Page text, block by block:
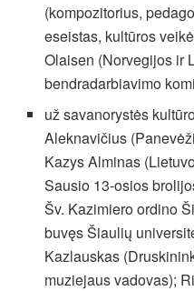
(kompozitorius,
eseistas, kultūros
Olaisen (Norvegijos ir
bendradarbiavimo
už savanorystės
Aleknavičius
Kazys Alminas
Sausio 13-osios
Šv. Kazimiero ordino
buvęs Šiaulių
Kazlauskas
muziejaus vadovas);